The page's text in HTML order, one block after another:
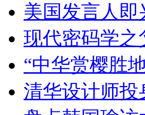
美国发言人
现代密码学
“中华赏樱胜
清华设计师